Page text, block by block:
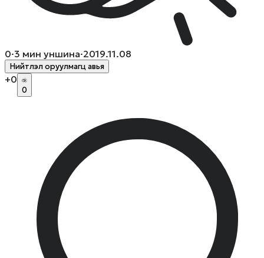
0·3 мин уншина·2019.11.08
Нийтлэл оруулмагц авья
+0
0